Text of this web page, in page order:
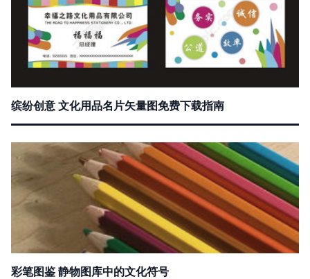
缤纷创意 文化用品名片矢量图免费下载指南
彩笔图鉴 静物图库中的文化符号